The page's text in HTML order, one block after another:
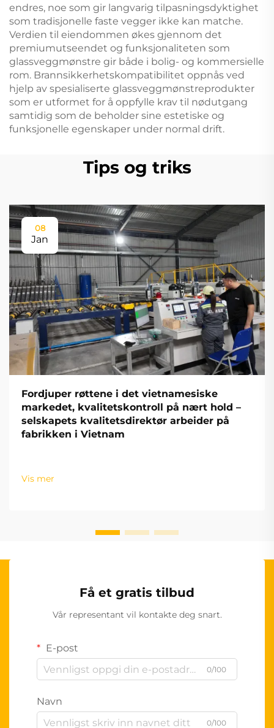
endres, noe som gir langvarig tilpasningsdyktighet
som tradisjonelle faste vegger ikke kan matche.
Verdien til eiendommen økes gjennom det
premiumutseendet og funksjonaliteten som
glassveggmønstre gir både i bolig- og kommersielle
rom. Brannsikkerhetskompatibilitet oppnås ved
hjelp av spesialiserte glassveggmønstreprodukter
som er utformet for å oppfylle krav til nødutgang
samtidig som de beholder sine estetiske og
funksjonelle egenskaper under normal drift.
Tips og triks
08
Jan
Fordjuper røttene i det vietnamesiske
markedet, kvalitetskontroll på nært hold –
selskapets kvalitetsdirektør arbeider på
fabrikken i Vietnam
Vis mer
Få et gratis tilbud
Vår representant vil kontakte deg snart.
E-post
0/100
Navn
0/100